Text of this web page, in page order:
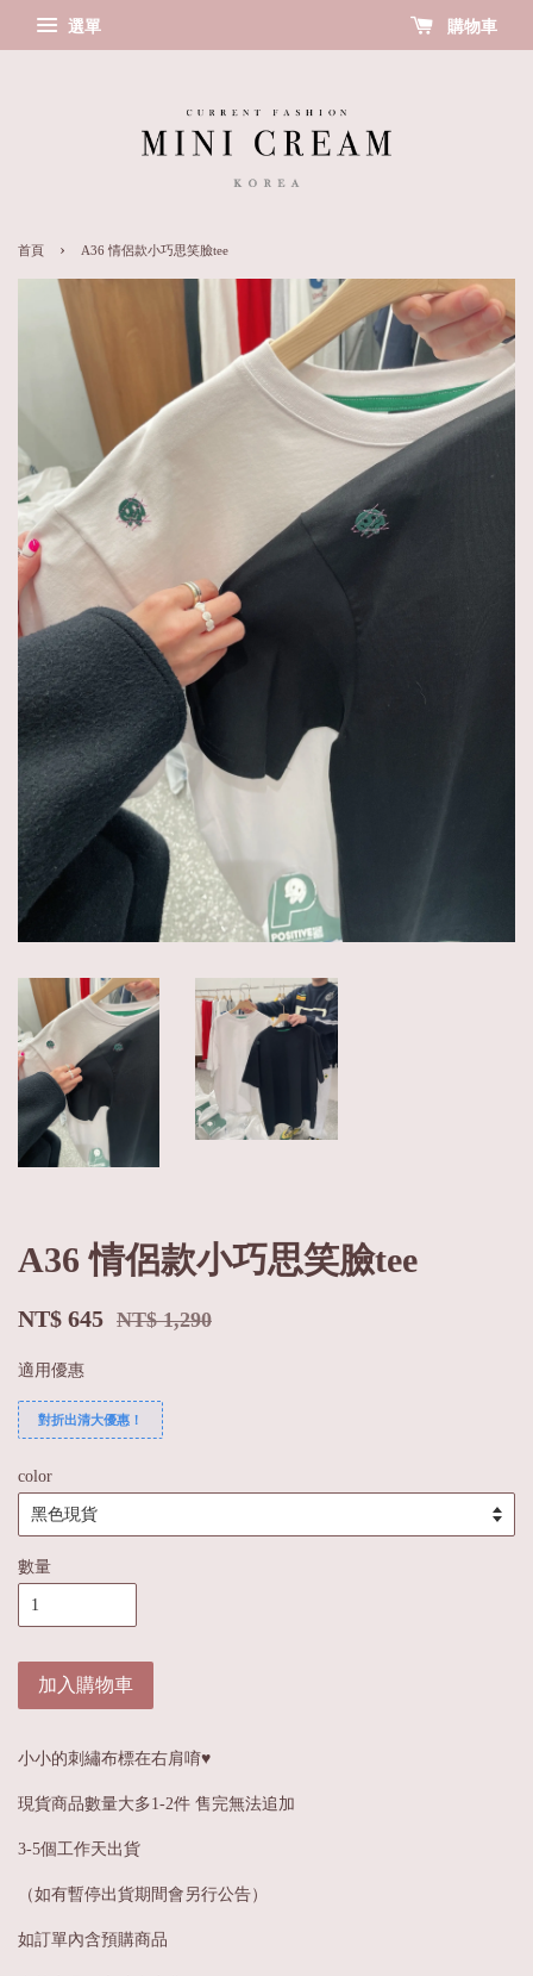
選單 購物車
首頁 › A36 情侶款小巧思笑臉tee
A36 情侶款小巧思笑臉tee
NT$ 645 NT$ 1,290
適用優惠
對折出清大優惠！
color
數量
加入購物車
小小的刺繡布標在右肩唷♥
現貨商品數量大多1-2件 售完無法追加
3-5個工作天出貨
（如有暫停出貨期間會另行公告）
如訂單內含預購商品